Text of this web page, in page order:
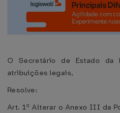
O Secretário de Estado da
atribuições legais,
Resolve:
Art. 1º Alterar o Anexo III da